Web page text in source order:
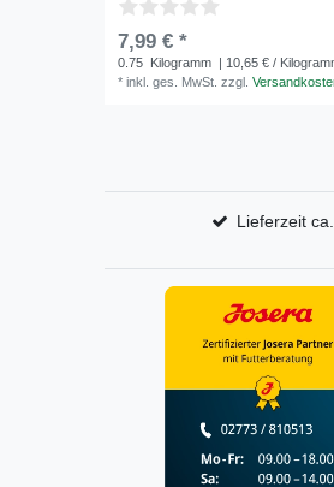
7,99 € *
0.75 Kilogramm
| 10,65 € /
*inkl. ges. MwSt. zzgl.
Lieferzeit